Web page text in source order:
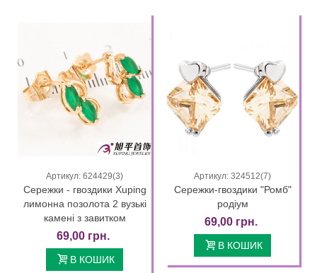
Артикул: 624429(3)
Сережки - гвоздики Xuping
лимонна позолота 2 вузькі
камені з завитком
69,00 грн.
В КОШИК
Артикул: 324512(7)
Сережки-гвоздики "Ромб"
родіум
69,00 грн.
В КОШИК